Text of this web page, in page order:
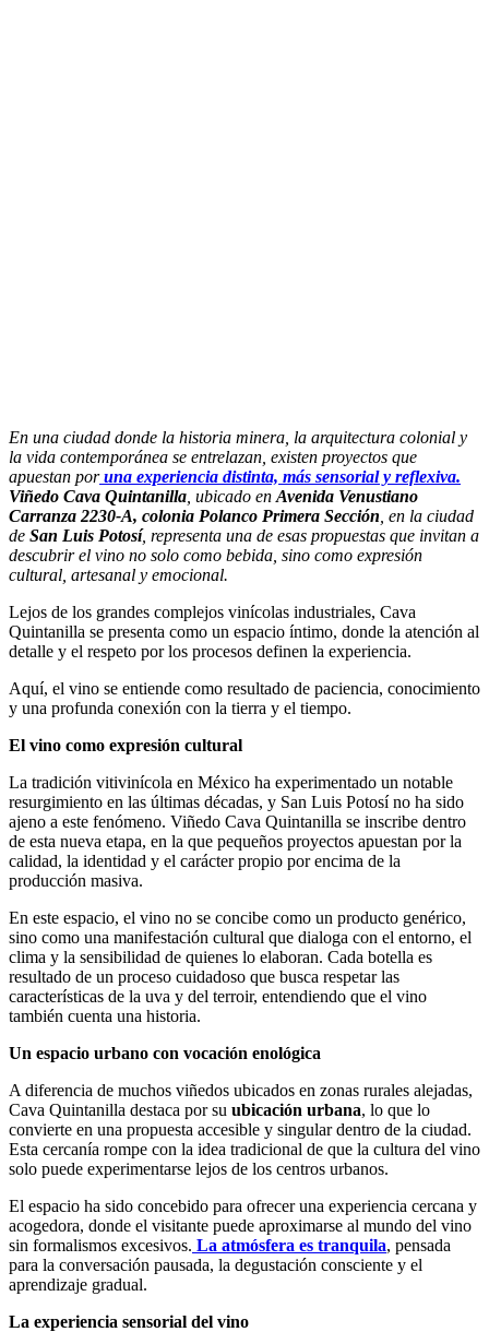
En una ciudad donde la historia minera, la arquitectura colonial y
la vida contemporánea se entrelazan, existen proyectos que
apuestan poruna experiencia distinta, más sensorial y reflexiva.
Viñedo Cava Quintanilla , ubicado en Avenida Venustiano
Carranza 2230-A, colonia Polanco Primera Sección , en la ciudad
de San Luis Potosí, representa una de esas propuestas que invitan a
descubrir el vino no solo como bebida, sino como expresión
cultural, artesanal y emocional.
Lejos de los grandes complejos vinícolas industriales, Cava
Quintanilla se presenta como un espacio íntimo, donde la atención al
detalle y el respeto por los procesos definen la experiencia.
Aquí, el vino se entiende como resultado de paciencia, conocimiento
y una profunda conexión con la tierra y el tiempo.
El vino como expresión cultural
La tradición vitivinícola en México ha experimentado un notable
resurgimiento en las últimas décadas, y San Luis Potosí no ha sido
ajeno a este fenómeno. Viñedo Cava Quintanilla se inscribe dentro
de esta nueva etapa, en la que pequeños proyectos apuestan por la
calidad, la identidad y el carácter propio por encima de la
producción masiva.
En este espacio, el vino no se concibe como un producto genérico,
sino como una manifestación cultural que dialoga con el entorno, el
clima y la sensibilidad de quienes lo elaboran. Cada botella es
resultado de un proceso cuidadoso que busca respetar las
características de la uva y del terroir, entendiendo que el vino
también cuenta una historia.
Un espacio urbano con vocación enológica
A diferencia de muchos viñedos ubicados en zonas rurales alejadas,
Cava Quintanilla destaca por su ubicación urbana, lo que lo
convierte en una propuesta accesible y singular dentro de la ciudad.
Esta cercanía rompe con la idea tradicional de que la cultura del vino
solo puede experimentarse lejos de los centros urbanos.
El espacio ha sido concebido para ofrecer una experiencia cercana y
acogedora, donde el visitante puede aproximarse al mundo del vino
sin formalismos excesivos. La atmósfera es tranquila, pensada
para la conversación pausada, la degustación consciente y el
aprendizaje gradual.
La experiencia sensorial del vino